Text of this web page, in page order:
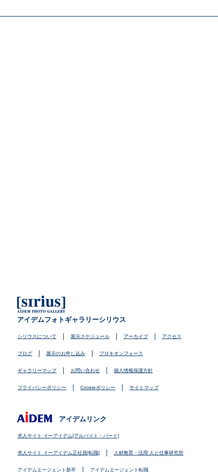
アイデムフォトギャラリーシリウス
シリウスについて 展示スケジュール アーカイブ アクセス
ブログ 展示のお申し込み プロキオンフォース
ギャラリーマップ お問い合わせ 個人情報保護方針
プライバシーポリシー Cookieポリシー サイトマップ
アイデムリンク
求人サイト イーアイデム[アルバイト・パート]
求人サイト イーアイデム正社員[転職] 人材教育・活用 人と仕事研究所
アイデムエージェント新卒 アイデムエージェント転職